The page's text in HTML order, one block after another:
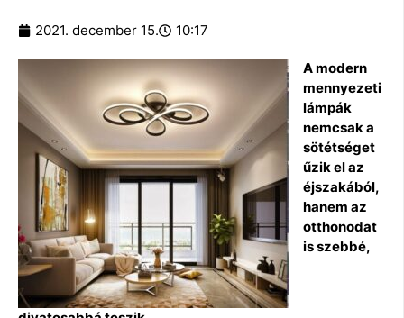
2021. december 15. 10:17
A modern
mennyezeti
lámpák
nemcsak a
sötétséget
űzik el az
éjszakából,
hanem az
otthonodat
is szebbé,